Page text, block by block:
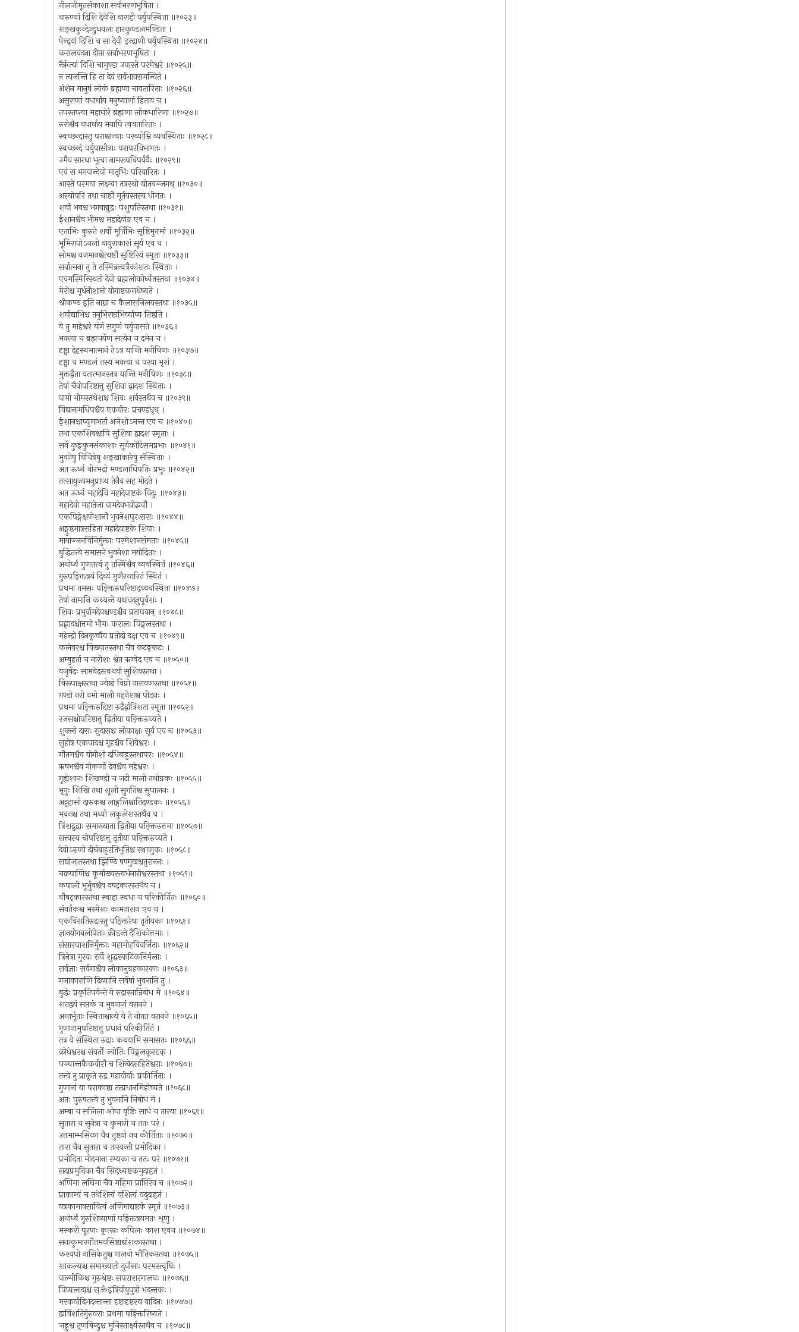
नीलजीमूतसंकाशा सर्वाभरणभूषिता ।
वारुण्यां दिशि देवेशि वाराही पर्युपस्थिता ॥१०२३॥
शङ्खकुन्देन्दुधवला हारकुण्डलमण्डिता ।
ऐन्द्र्यां दिशि च सा देवी इन्द्राणी पर्युपस्थिता ॥१०२४॥
करालवदना दीप्ता सर्वाभरणभूषिता ।
नैरृत्यां दिशि चामुण्डा उपास्ते परमेश्वरं ॥१०२५॥
न त्यजन्ति हि ता देवं सर्वभावसमन्वितं ।
अंशेन मानुषं लोकं ब्रह्मणा चावतारिताः ॥१०२६॥
असुराणां वधार्थाय मनुष्याणां हिताय च ।
तपस्तप्त्वा महाघोरं ब्रह्मणा लोकधारिणा ॥१०२७॥
रुरोश्चैव वधार्थाय मयापि त्ववतारिताः ।
स्वच्छन्दास्तु पराश्चान्याः परव्योम्नि व्यवस्थिताः ॥१०२८॥
स्वच्छन्दं पर्युपासीनाः परापरविभागतः ।
उमैव सप्तधा भूत्वा नामरूपविपर्ययैः ॥१०२९॥
एवं स भगवान्देवो मातृभिः परिवारितः ।
आस्ते परमया लक्ष्म्या तत्रस्थो द्योतयञ्जगथ् ॥१०३०॥
अस्योपरि तथा चाष्टौ मूर्तयस्तस्य धीमतः ।
शर्वो भवश्च भगवान्रुद्रः पशुपतिस्तथा ॥१०३१॥
ईशानश्चैव भीमश्च महादेवोग्र एव च ।
एताभिः कुरुते शर्वो मूर्तिभिः सृष्टिमुत्तमां ॥१०३२॥
भूमिरापोऽनलो वायुराकाशं सूर्य एव च ।
सोमश्च यजमानश्चेत्यष्टौ सृष्टिरियं स्मृता ॥१०३३॥
सर्वात्मना तु ते तस्मिन्नन्यत्रैकांशतः स्थिताः ।
एवमस्मिन्स्थितो देवो ब्रह्मलोकोर्ध्वतस्तथा ॥१०३४॥
मेरोश्च मूर्धनीशानो योगाष्टकमथेष्यते ।
श्रीकण्ठ इति नाम्ना च कैलासनिलयस्तथा ॥१०३५॥
शर्वाद्याभिश्च तनुभिरष्टाभिर्व्याप्य तिष्ठति ।
ये तु माहेश्वरं योगं सगुणं पर्युपासते ॥१०३६॥
भक्त्या च ब्रह्मचर्येण सत्येन च दमेन च ।
दृष्ट्वा देहस्थमात्मानं तेऽत्र यान्ति मनीषिणः ॥१०३७॥
दृष्ट्वा च मण्डलं तस्य भक्त्या च परया भृशं ।
मुक्तद्वैता यतात्मानस्तत्र यान्ति मनीषिणः ॥१०३८॥
तेषां चैवोपरिष्टात्तु सुशिवा द्वादश स्थिताः ।
वामो भीमस्तथेशश्च शिवः शर्वस्तथैव च ॥१०३९॥
विद्यानामधिपश्चैव एकवीरः प्रचण्डधृथ् ।
ईशानश्चाप्युमाभर्ता अजेशोऽनन्त एव च ॥१०४०॥
तथा एकशिवश्चापि सुशिवा द्वादश स्मृताः ।
सर्वे कुङ्कुमसंकाशाः सूर्यकोटिसमप्रभाः ॥१०४१॥
भुवनेषु विचित्रेषु शङ्खाकारेषु संस्थिताः ।
अत ऊर्ध्वं वीरभद्रो मण्डलाधिपतिः प्रभुः ॥१०४२॥
तत्सायुज्यमनुप्राप्य तेनैव सह मोदते ।
अत ऊर्ध्वं महादेवि महादेवाष्टकं विदुः ॥१०४३॥
महादेवो महातेजा वामदेवभवोद्भवौ ।
एकपिङ्गेक्षणेशानौ भुवनेशपुरःसराः ॥१०४४॥
अङ्गुष्ठमात्रसहिता महादेवाष्टके शिवाः ।
मायाञ्जनविनिर्मुक्ताः परमेशानसंमताः ॥१०४५॥
बुद्धितत्त्वे समासने भुवनेशा मयोदिताः ।
अथोर्ध्वं गुणतत्त्वं तु तस्मिंश्चैव व्यवस्थितं ॥१०४६॥
गुरुपङ्क्तित्रयं दिव्यं गुणैरन्तरितं स्थितं ।
प्रथमा तमसः पङ्क्तिरुपरिष्टाद्व्यवस्थिता ॥१०४७॥
तेषां नामानि कथ्यन्ते यथावदनुपूर्वशः ।
शिवः प्रभुर्वामदेवश्चण्डश्चैव प्रतापवान् ॥१०४८॥
प्रह्लादश्चोत्तमो भीमः करालः पिङ्गलस्तथा ।
महेन्द्रो दिनकृच्चैव प्रतोदो दक्ष एव च ॥१०४९॥
कलेवरश्च विख्यातस्तथा चैव कटङ्कटः ।
अम्बुहर्ता च नारीशः श्वेत ऋग्वेद एव च ॥१०५०॥
यजुर्वेदः सामवेदस्त्वथर्वा सुशिवस्तथा ।
विरूपाक्षस्तथा ज्येष्ठो विप्रो नारायणस्तथा ॥१०५१॥
गण्डो नरो यमो माली गहनेशश्च पीडनः ।
प्रथमा पङ्क्तिरुद्दिष्टा रुद्रैर्द्वात्रिंशता स्मृता ॥१०५२॥
रजसश्चोपरिष्टात्तु द्वितीया पङ्क्तिरुच्यते ।
शुक्लो दासः सुदासश्च लोकाक्षः सूर्य एव च ॥१०५३॥
सुहोत्र एकपादश्च गृहश्चैव शिवेश्वरः ।
गौतमश्चैव योगीशो दधिबाहुस्तथापरः ॥१०५४॥
ऋषभश्चैव गोकर्णो देवश्चैव महेश्वरः ।
गुह्येशानः शिखण्डी च जटी माली तथोग्रकः ॥१०५५॥
भृगुः शिखि तथा शूली सुगतिश्च सुपालनः ।
अट्टहासो दारुकश्च लाङ्गलिश्चातिदण्डकः ॥१०५६॥
भवनश्च तथा भव्यो लकुलेशस्तथैव च ।
त्रिंशद्रुद्राः समाख्याता द्वितीया पङ्क्तिरुत्तमा ॥१०५७॥
सत्त्वस्य चोपरिष्टात्तु तृतीया पङ्क्तिरुच्यते ।
देवोऽरुणो दीर्घबाहुरतिभूतिश्च स्थाणुकः ॥१०५८॥
सद्योजातस्तथा झिण्ठि षण्मुखश्चतुराननः ।
चक्रपाणिश्च कूर्माख्यस्त्वर्धनारीश्वरस्तथा ॥१०५९॥
कपाली भूर्भुवश्चैव वषट्कारस्तथैव च ।
वौषट्कारस्तथा स्वाहा स्वधा च परिकीर्तितः ॥१०६०॥
संवर्तकश्च भस्मेशः कामनाशन एव च ।
एकविंशतिरुद्रास्तु पङ्क्तिरेषा तृतीयका ॥१०६१॥
ज्ञानयोगबलोपेताः क्रीडन्ते दैशिकोत्तमाः ।
संसारपाशनिर्मुक्ताः महामोहविवर्जिताः ॥१०६२॥
त्रिनेत्रा गुरवः सर्वे शुद्धस्फटिकनिर्मलाः ।
सर्वज्ञाः सर्वगाश्चैव लोकानुग्रहकारकाः ॥१०६३॥
गजाकाराणि दिव्यानि सर्वेषां भुवनानि तु ।
बुद्धेः प्रकृतिपर्यन्ते ये रुद्रास्तान्निबोध मे ॥१०६४॥
शतद्वयं सप्तकं च भुवनानां वरानने ।
अन्तर्भूताः स्थिताश्चान्ये ये ते नोक्ता वरानने ॥१०६५॥
गुणानामुपरिष्टात्तु प्रधानं परिकीर्तितं ।
तत्र ये संस्थिता रुद्राः कथयामि समासतः ॥१०६६॥
क्रोधेश्वरश्च संवर्तो ज्योतिः पिङ्गलक्रूरदृक् ।
पञ्चान्तकैकवीरौ च शिखेदसहितेश्वराः ॥१०६७॥
तत्त्वे तु प्राकृते रुद्र महावीर्याः प्रकीर्तिताः ।
गुणानां या पराकाष्ठा तत्प्रधानमिहोच्यते ॥१०६८॥
अतः पुरुषतत्त्वे तु भुवनानि निबोध मे ।
अम्बा च सलिला ओघा वृष्टिः सार्धं च तारया ॥१०६९॥
सुतारा च सुनेत्रा च कुमारी च ततः परं ।
उत्तमाम्भसिका चैव तुष्टयो नव कीर्तिताः ॥१०७०॥
तारा चैव सुतारा च तारयन्ती प्रमोदिका ।
प्रमोदिता मोदमाना रम्यका च ततः परं ॥१०७१॥
सदाप्रमुदिका चैव सिद्ध्यष्टकमुदाहृतं ।
अणिमा लघिमा चैव महिमा प्राप्तिरेव च ॥१०७२॥
प्राकाम्यं च तथेशित्वं वशित्वं यदुदाहृतं ।
यत्रकामावसायित्वं अणिमाद्यष्टकं स्मृतं ॥१०७३॥
अथोर्ध्वं गुरुशिष्याणां पङ्क्तित्रयमतः शृणु ।
मस्करी पूरणः कृत्स्नः कपिलः काश एवच ॥१०७४॥
सनत्कुमारगौतमवसिष्ठाद्यांशकास्तथा ।
कश्यपो नासिकेतुश्च गालवो भौतिकस्तथा ॥१०७५॥
शाकल्यश्च समाख्यातो दुर्वासाः परमस्त्वृषिः ।
वाल्मीकिश्च गुरुश्रेष्ठः सपराशरगालवः ॥१०७६॥
पिप्पलादाश्च स्ॐइत्रिर्वायुपुत्रो भदन्तकः ।
मस्कर्यादिभदन्तान्ता दृष्टादृष्टस्य वादिनः ॥१०७७॥
द्वाविंशतिर्गुरुवराः प्रथमा पङ्क्तिरिष्यते ।
जह्नुश्च तृणबिन्दुश्च मुनिस्तार्क्ष्यस्तथैव च ॥१०७८॥